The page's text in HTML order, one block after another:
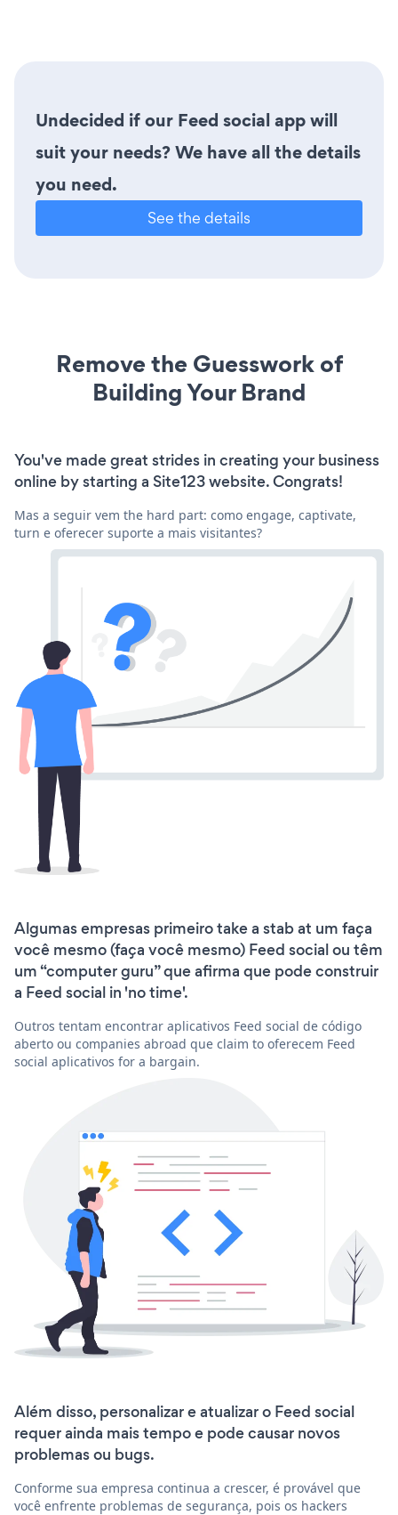
Undecided if our Feed social app will
suit your needs? We have all the details
you need.
See the details
Remove the Guesswork of
Building Your Brand
You've made great strides in creating your business
online by starting a Site123 website. Congrats!
Mas a seguir vem the hard part: como engage, captivate,
turn e oferecer suporte a mais visitantes?
Algumas empresas primeiro take a stab at um faça
você mesmo (faça você mesmo) Feed social ou têm
um “computer guru” que afirma que pode construir
a Feed social in 'no time'.
Outros tentam encontrar aplicativos Feed social de código
aberto ou companies abroad que claim to oferecem Feed
social aplicativos for a bargain.
Além disso, personalizar e atualizar o Feed social
requer ainda mais tempo e pode causar novos
problemas ou bugs.
Conforme sua empresa continua a crescer, é provável que
você enfrente problemas de segurança, pois os hackers